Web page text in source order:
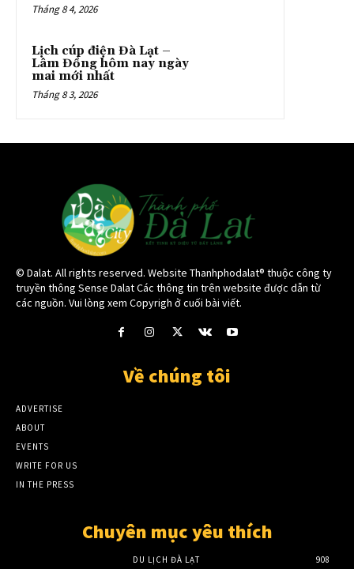
Tháng 8 4, 2026
Lịch cúp điện Đà Lạt –
Lâm Đồng hôm nay ngày
mai mới nhất
Tháng 8 3, 2026
© Dalat. All rights reserved. Website Thanhphodalat® thuộc công ty
truyền thông Sense Dalat Các thông tin trên website được dẫn từ
các nguồn. Vui lòng xem Copyrigh ở cuối bài viết.
Về chúng tôi
ADVERTISE
ABOUT
EVENTS
WRITE FOR US
IN THE PRESS
Chuyên mục yêu thích
DU LỊCH ĐÀ LẠT 908